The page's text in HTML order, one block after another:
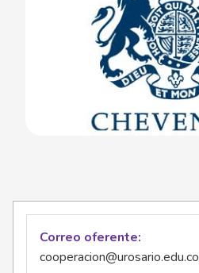
Correo oferente
cooperacion@urosario.edu.co